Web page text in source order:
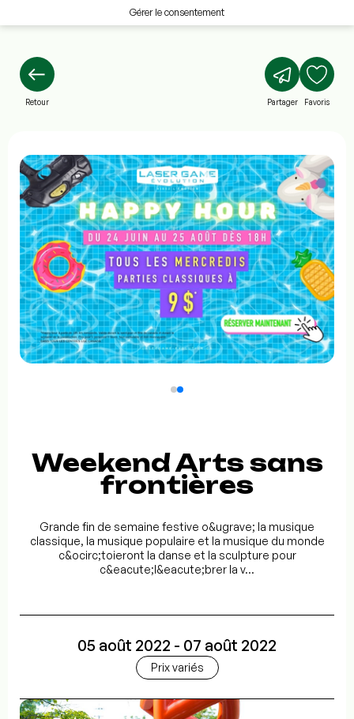
Gérer le consentement
Retour Partager Favoris
Weekend Arts sans
frontières
Grande fin de semaine festive o&ugrave; la musique
classique, la musique populaire et la musique du monde
c&ocirc;toieront la danse et la sculpture pour
c&eacute;l&eacute;brer la v...
05 août 2022 - 07 août 2022
Prix variés